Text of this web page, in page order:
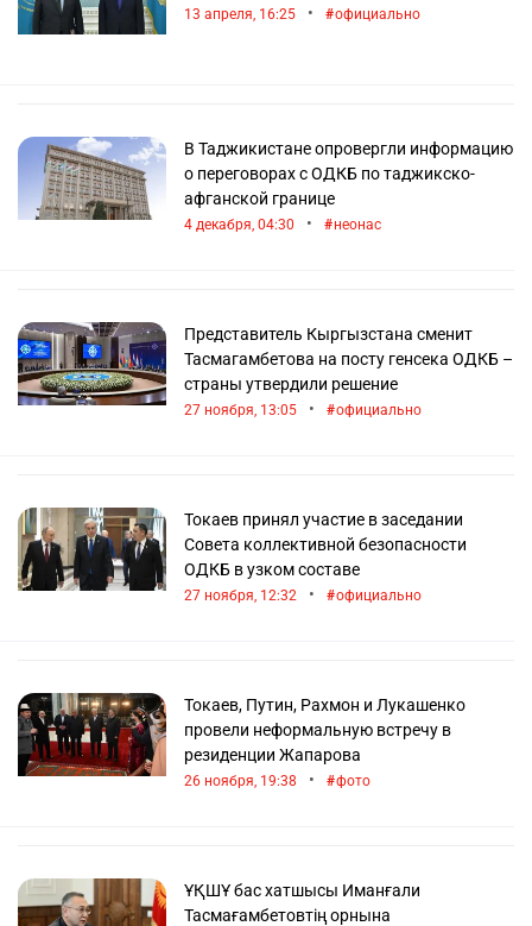
от террористических атак, военно-политических
агрессий, крупных природных катастроф. Сегодня
13 апреля, 16:25 • официально
В Таджикистане опровергли информацию
о переговорах с ОДКБ по таджикско-
афганской границе
4 декабря, 04:30 • неонас
Представитель Кыргызстана сменит
Тасмагамбетова на посту генсека ОДКБ –
страны утвердили решение
27 ноября, 13:05 • официально
Токаев принял участие в заседании
Совета коллективной безопасности
ОДКБ в узком составе
27 ноября, 12:32 • официально
Токаев, Путин, Рахмон и Лукашенко
провели неформальную встречу в
резиденции Жапарова
26 ноября, 19:38 • фото
ҰҚШҰ бас хатшысы Иманғали
Тасмағамбетовтің орнына